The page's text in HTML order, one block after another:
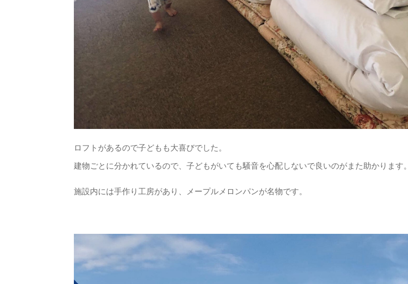
ロフトがあるので子どもも大喜びでした。
建物ごとに分かれているので、子どもがいても騒音を心配しないで良いのがまた助かります。
施設内には手作り工房があり、メープルメロンパンが名物です。